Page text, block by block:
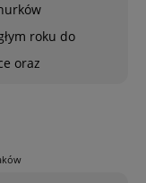
roku do
oraz